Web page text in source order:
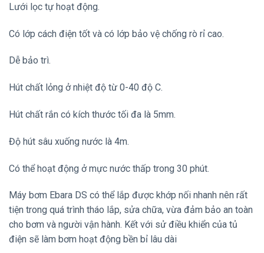
Lưới lọc tự hoạt động.
Có lớp cách điện tốt và có lớp bảo vệ chống rò rỉ cao.
Dễ bảo trì.
Hút chất lỏng ở nhiệt độ từ 0-40 độ C.
Hút chất rắn có kích thước tối đa là 5mm.
Độ hút sâu xuống nước là 4m.
Có thể hoạt động ở mực nước thấp trong 30 phút.
Máy bơm Ebara DS có thể lắp được khớp nối nhanh nên rất
tiện trong quá trình tháo lắp, sửa chữa, vừa đảm bảo an toàn
cho bơm và người vận hành. Kết với sử điều khiển của tủ
điện sẽ làm bơm hoạt động bền bỉ lâu dài